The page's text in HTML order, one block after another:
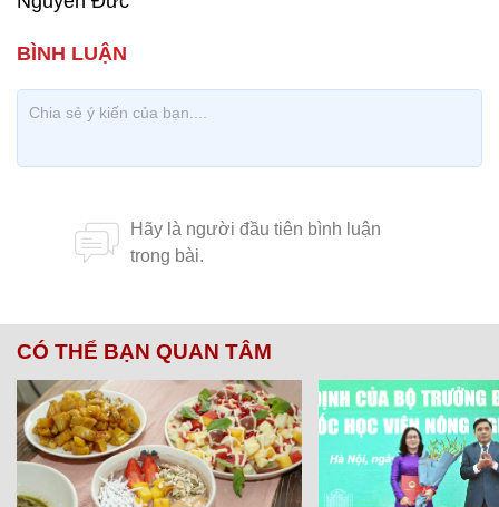
CÓ THỂ BẠN QUAN TÂM